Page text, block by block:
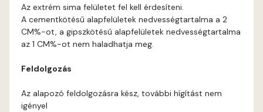
Grass-green A
Mandarin B
Az extrém sima felületet fel kell érdesíteni.
A cementkötésű alapfelületek nedvességtartalma a 2
CM%-ot, a gipszkötésű alapfelületek nedvességtartalma
az 1 CM%-ot nem haladhatja meg.
Feldolgozás
Az alapozó feldolgozásra kész, további hígítást nem
igényel